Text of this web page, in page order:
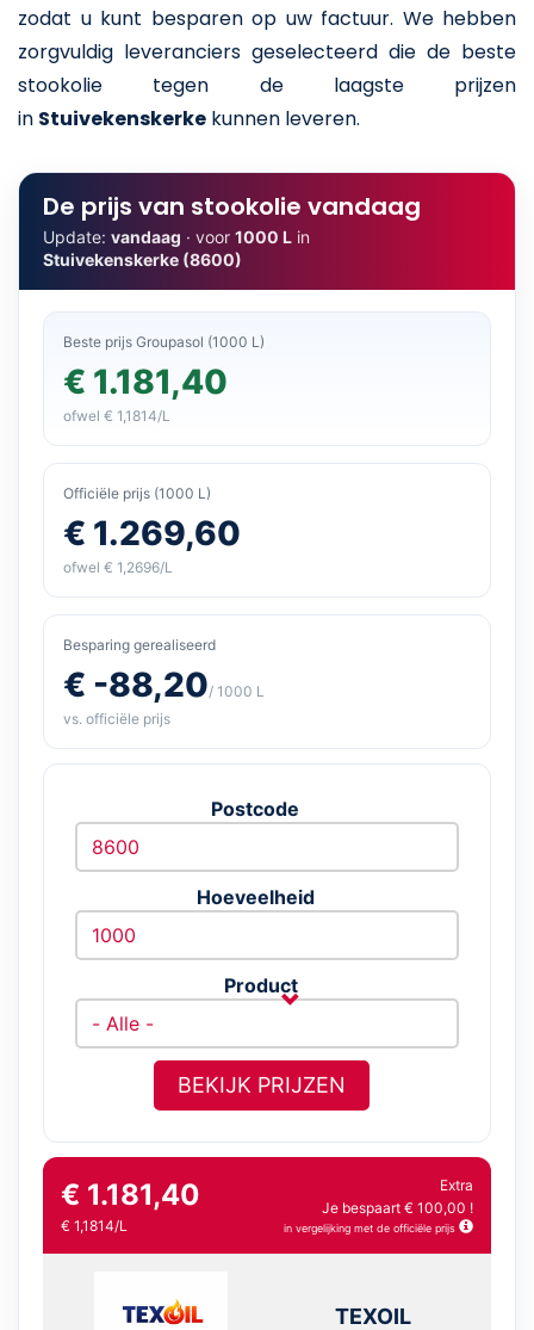
zodat u kunt besparen op uw factuur. We hebben
zorgvuldig leveranciers geselecteerd die de beste
stookolie tegen de laagste prijzen
in Stuivekenskerke kunnen leveren.
De prijs van stookolie vandaag
Update: vandaag · voor 1000 L in
Stuivekenskerke (8600)
Beste prijs Groupasol (1000 L)
€ 1.181,40
ofwel € 1,1814/L
Officiële prijs (1000 L)
€ 1.269,60
ofwel € 1,2696/L
Besparing gerealiseerd
€ -88,20/ 1000 L
vs. officiële prijs
Postcode
Hoeveelheid
Product
BEKIJK PRIJZEN
€ 1.181,40
€ 1,1814/L
Extra
Je bespaart € 100,00 !
in vergelijking met de officiële prijs
TEXOIL